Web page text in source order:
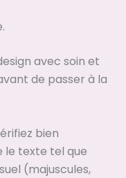
avec soin et
de passer à la
bien
le texte tel que
(majuscules,